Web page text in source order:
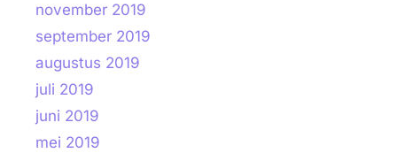
november 2019
september 2019
augustus 2019
juli 2019
juni 2019
mei 2019